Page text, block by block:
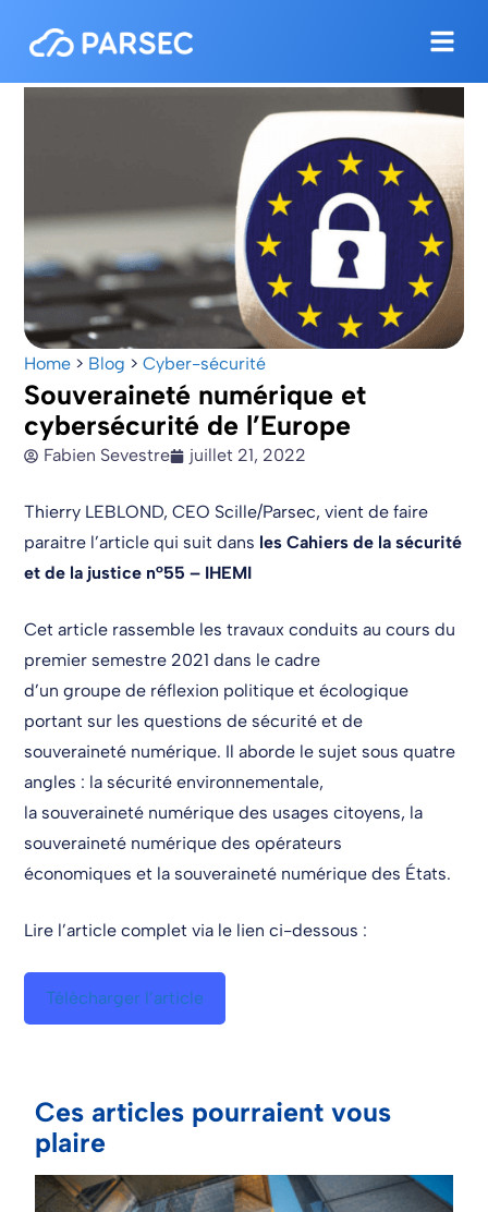
Home > Blog >Cyber-sécurité
Souveraineté numérique et
cybersécurité de l’Europe
Fabien Sevestre juillet 21, 2022
Thierry LEBLOND, CEO Scille/Parsec, vient de faire
paraitre l’article qui suit dans les Cahiers de la sécurité
et de la justice n°55 – IHEMI
Cet article rassemble les travaux conduits au cours du
premier semestre 2021 dans le cadre
d’un groupe de réflexion politique et écologique
portant sur les questions de sécurité et de
souveraineté numérique. Il aborde le sujet sous quatre
angles : la sécurité environnementale,
la souveraineté numérique des usages citoyens, la
souveraineté numérique des opérateurs
économiques et la souveraineté numérique des États.
Lire l’article complet via le lien ci-dessous :
Télécharger l’article
Ces articles pourraient vous
plaire